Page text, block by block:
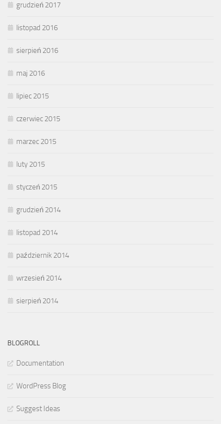
grudzień 2017
listopad 2016
sierpień 2016
maj 2016
lipiec 2015
czerwiec 2015
marzec 2015
luty 2015
styczeń 2015
grudzień 2014
listopad 2014
październik 2014
wrzesień 2014
sierpień 2014
BLOGROLL
Documentation
WordPress Blog
Suggest Ideas